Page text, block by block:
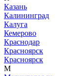
Казань
Калининград
Калуга
Кемерово
Краснодар
Красноярск
Красноярск
М